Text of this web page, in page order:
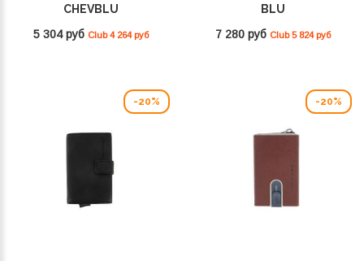
CHEVBLU
5 304 руб Club 4 264 руб
BLU
7 280 руб Club 5 824 руб
-20% -20%